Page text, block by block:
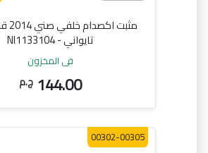
تايواني - NI1133104
في المخزون
144.00 ج.م
00302-00305